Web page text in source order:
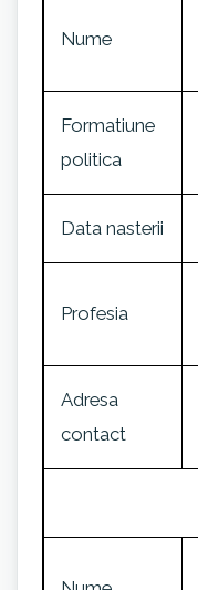
Nume
Formatiune
politica
Data nasterii
Profesia
Adresa
contact